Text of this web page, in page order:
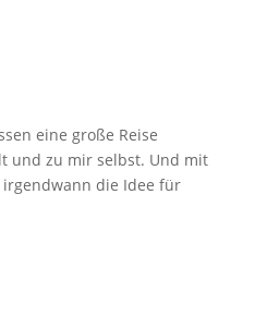
eine große Reise
und zu mir selbst. Und mit
die Idee für